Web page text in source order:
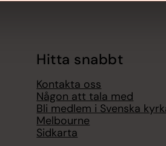
Hitta snabbt
Kontakta oss
Någon att tala med
Bli medlem i Svenska
Melbourne
Sidkarta